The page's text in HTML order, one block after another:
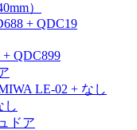
）
+ QDC19
QDC899
LE-02 + なし
し
ドア